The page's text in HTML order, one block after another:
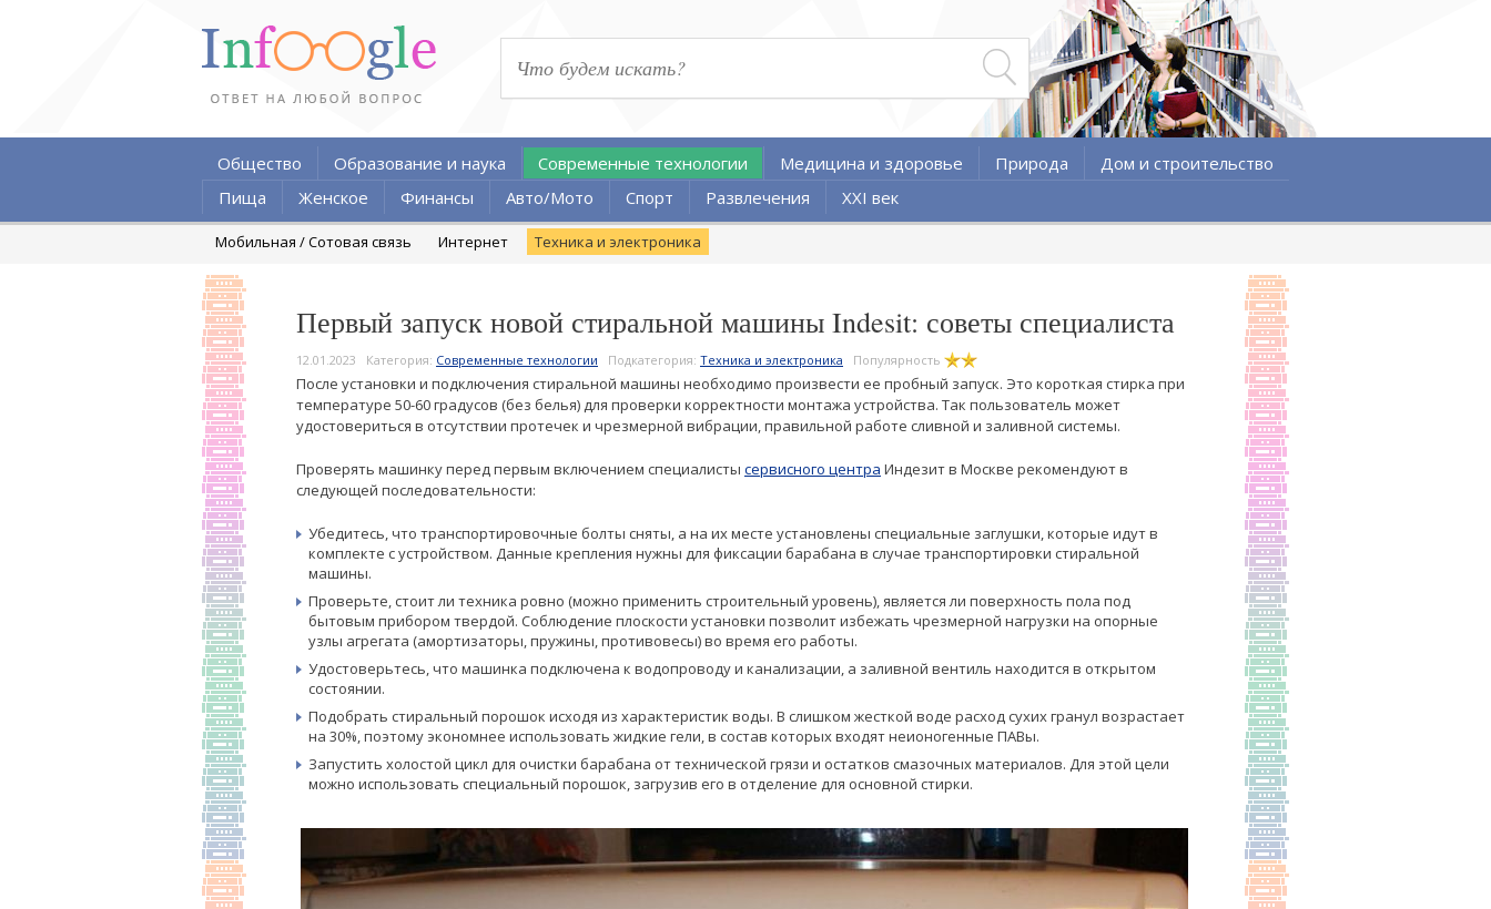
Общество Образование и наука Современные технологии Медицина и здоровье Природа
Дом и строительство
Пища
Женское Финансы Авто/Мото Спорт Развлечения XXI век
Мобильная / Сотовая связь Интернет Техника и электроника
Первый запуск новой стиральной машины Indesit: советы специалиста
12.01.2023 Категория: Современные технологии Подкатегория: Техника и электроника Популярность
После установки и подключения стиральной машины необходимо произвести ее пробный запуск. Это короткая стирка при
температуре 50-60 градусов (без белья) для проверки корректности монтажа устройства. Так пользователь может
удостовериться в отсутствии протечек и чрезмерной вибрации, правильной работе сливной и заливной системы.
Проверять машинку перед первым включением специалисты сервисного центра Индезит в Москве рекомендуют в
следующей последовательности:
Убедитесь, что транспортировочные болты сняты, а на их месте установлены специальные заглушки, которые идут в
комплекте с устройством. Данные крепления нужны для фиксации барабана в случае транспортировки стиральной
машины.
Проверьте, стоит ли техника ровно (можно применить строительный уровень), является ли поверхность пола под
бытовым прибором твердой. Соблюдение плоскости установки позволит избежать чрезмерной нагрузки на опорные
узлы агрегата (амортизаторы, пружины, противовесы) во время его работы.
Удостоверьтесь, что машинка подключена к водопроводу и канализации, а заливной вентиль находится в открытом
состоянии.
Подобрать стиральный порошок исходя из характеристик воды. В слишком жесткой воде расход сухих гранул возрастает
на 30%, поэтому экономнее использовать жидкие гели, в состав которых входят неионогенные ПАВы.
Запустить холостой цикл для очистки барабана от технической грязи и остатков смазочных материалов. Для этой цели
можно использовать специальный порошок, загрузив его в отделение для основной стирки.